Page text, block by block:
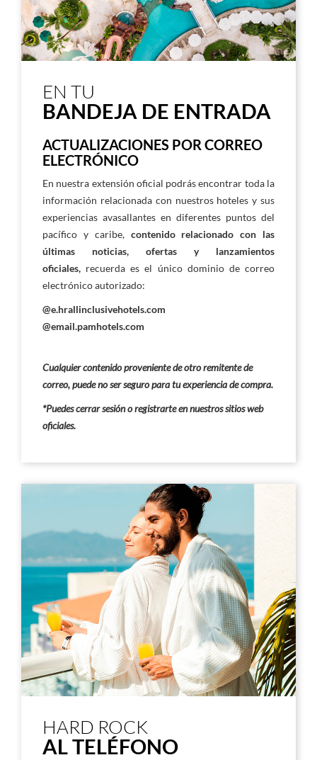
EN TU
BANDEJA DE ENTRADA
ACTUALIZACIONES POR CORREO
ELECTRÓNICO
En nuestra extensión oficial podrás encontrar toda la
información relacionada con nuestros hoteles y sus
experiencias avasallantes en diferentes puntos del
pacífico y caribe, contenido relacionado con las
últimas noticias, ofertas y lanzamientos
oficiales, recuerda es el único dominio de correo
electrónico autorizado:
@e.hrallinclusivehotels.com
@email.pamhotels.com
Cualquier contenido proveniente de otro remitente de
correo, puede no ser seguro para tu experiencia de compra.
*Puedes cerrar sesión o registrarte en nuestros sitios web
oficiales.
HARD ROCK
AL TELÉFONO